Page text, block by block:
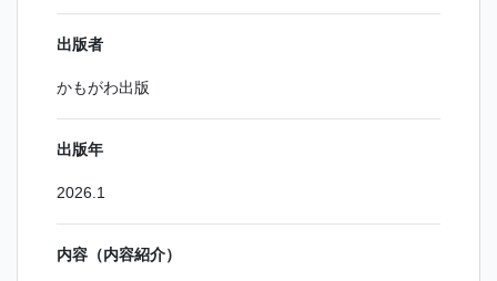
出版者
かもがわ出版
出版年
2026.1
内容（内容紹介）